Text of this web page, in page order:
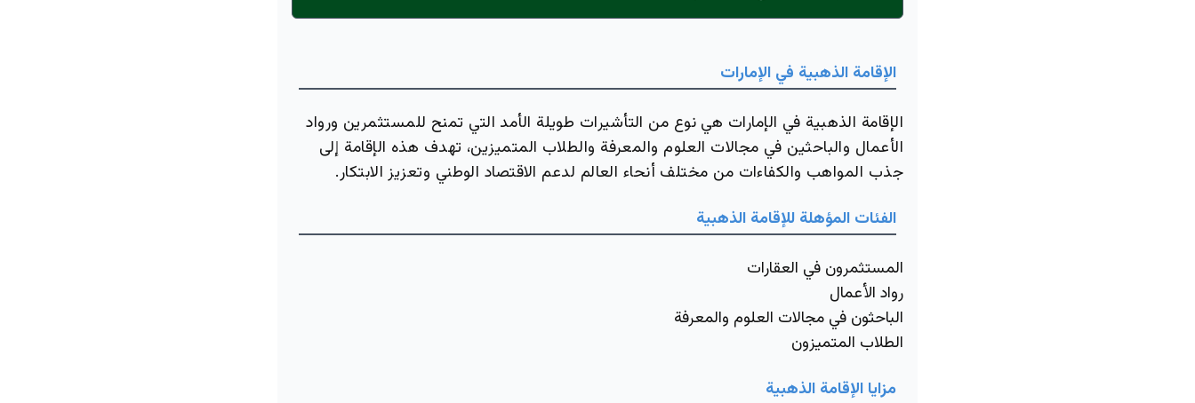
الإقامة الذهبية في الإمارات
الإقامة الذهبية في الإمارات هي نوع من التأشيرات طويلة الأمد التي تمنح للمستثمرين ورواد
الأعمال والباحثين في مجالات العلوم والمعرفة والطلاب المتميزين، تهدف هذه الإقامة إلى
جذب المواهب والكفاءات من مختلف أنحاء العالم لدعم الاقتصاد الوطني وتعزيز الابتكار.
الفئات المؤهلة للإقامة الذهبية
المستثمرون في العقارات
رواد الأعمال
الباحثون في مجالات العلوم والمعرفة
الطلاب المتميزون
مزايا الإقامة الذهبية